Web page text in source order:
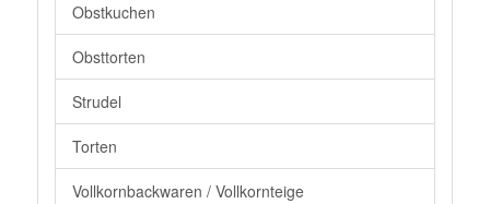
Obstkuchen
Obsttorten
Strudel
Torten
Vollkornbackwaren / Vollkornteige